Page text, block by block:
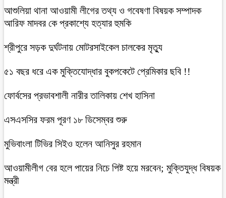
আশুলিয়া থানা আওয়ামী লীগের তথ্য ও গবেষণা বিষয়ক সম্পাদক
আরিফ মাদবর কে প্রকাশ্যে হত্যার হুমকি
শ্রীপুরে সড়ক দুর্ঘটনায় মোটরসাইকেল চালকের মৃত্যু
৫১ বছর ধরে এক মুক্তিযোদ্ধার বুকপকেটে প্রেমিকার ছবি !!
ফোর্বসের প্রভাবশালী নারীর তালিকায় শেখ হাসিনা
এসএসসির ফরম পূরণ ১৮ ডিসেম্বর শুরু
মুভিবাংলা টিভির সিইও হলেন আনিসুর রহমান
আওয়ামীলীগ বের হলে পায়ের নিচে পিষ্ট হয়ে মরবেন; মুক্তিযুদ্ধ বিষয়ক
মন্ত্রী